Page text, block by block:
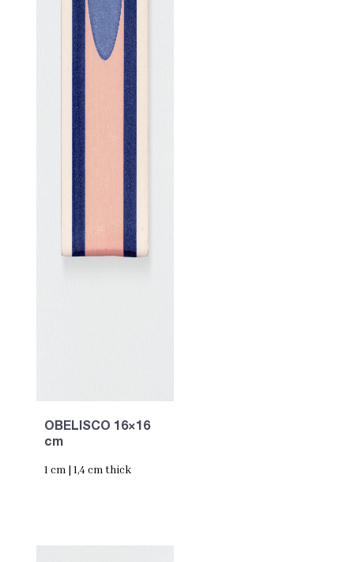
OBELISCO 16×16
cm
1 cm | 1,4 cm thick